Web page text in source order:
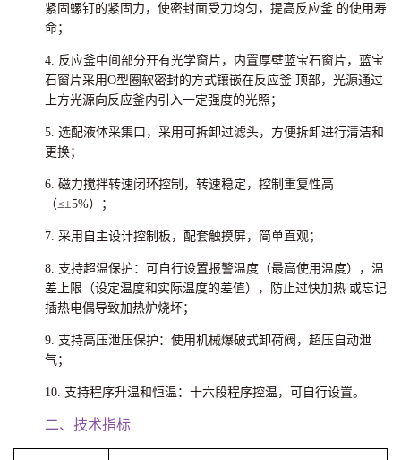
紧固螺钉的紧固力，使密封面受力均匀，提高反应釜 的使用寿
命；
4. 反应釜中间部分开有光学窗片，内置厚壁蓝宝石窗片，蓝宝
石窗片采用O型圈软密封的方式镶嵌在反应釜 顶部，光源通过
上方光源向反应釜内引入一定强度的光照；
5. 选配液体采集口，采用可拆卸过滤头，方便拆卸进行清洁和
更换；
6. 磁力搅拌转速闭环控制，转速稳定，控制重复性高
（≤±5%）；
7. 采用自主设计控制板，配套触摸屏，简单直观；
8. 支持超温保护：可自行设置报警温度（最高使用温度），温
差上限（设定温度和实际温度的差值），防止过快加热 或忘记
插热电偶导致加热炉烧坏；
9. 支持高压泄压保护：使用机械爆破式卸荷阀，超压自动泄
气；
10. 支持程序升温和恒温：十六段程序控温，可自行设置。
二、技术指标